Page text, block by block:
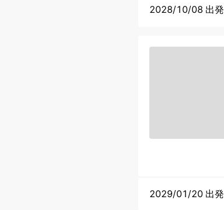
2028/10/08 出発
2029/01/20 出発